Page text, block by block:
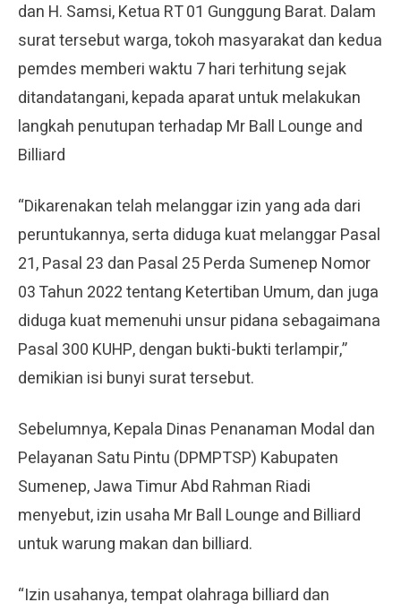
dan H. Samsi, Ketua RT 01 Gunggung Barat. Dalam
surat tersebut warga, tokoh masyarakat dan kedua
pemdes memberi waktu 7 hari terhitung sejak
ditandatangani, kepada aparat untuk melakukan
langkah penutupan terhadap Mr Ball Lounge and
Billiard
“Dikarenakan telah melanggar izin yang ada dari
peruntukannya, serta diduga kuat melanggar Pasal
21, Pasal 23 dan Pasal 25 Perda Sumenep Nomor
03 Tahun 2022 tentang Ketertiban Umum, dan juga
diduga kuat memenuhi unsur pidana sebagaimana
Pasal 300 KUHP, dengan bukti-bukti terlampir,”
demikian isi bunyi surat tersebut.
Sebelumnya, Kepala Dinas Penanaman Modal dan
Pelayanan Satu Pintu (DPMPTSP) Kabupaten
Sumenep, Jawa Timur Abd Rahman Riadi
menyebut, izin usaha Mr Ball Lounge and Billiard
untuk warung makan dan billiard.
“Izin usahanya, tempat olahraga billiard dan